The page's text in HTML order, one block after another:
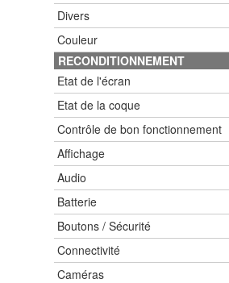
Divers
Couleur
RECONDITIONNEMENT
Etat de l'écran
Etat de la coque
Contrôle de bon fonctionnement
Affichage
Audio
Batterie
Boutons / Sécurité
Connectivité
Caméras